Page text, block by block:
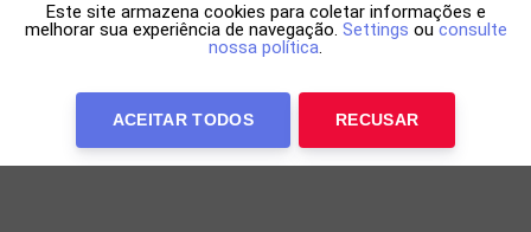
Este site armazena cookies para coletar informações e
melhorar sua experiência de navegação. Settings ou consulte
nossa política.
ACEITAR TODOS RECUSAR